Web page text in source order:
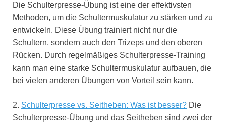
Die Schulterpresse-Übung ist eine der effektivsten
Methoden, um die Schultermuskulatur zu stärken und zu
entwickeln. Diese Übung trainiert nicht nur die
Schultern, sondern auch den Trizeps und den oberen
Rücken. Durch regelmäßiges Schulterpresse-Training
kann man eine starke Schultermuskulatur aufbauen, die
bei vielen anderen Übungen von Vorteil sein kann.
2. Schulterpresse vs. Seitheben: Was ist besser? Die
Schulterpresse-Übung und das Seitheben sind zwei der